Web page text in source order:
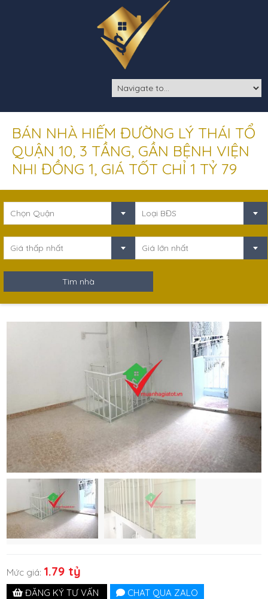
BÁN NHÀ HIẾM ĐƯỜNG LÝ THÁI TỔ
QUẬN 10, 3 TẦNG, GẦN BỆNH VIỆN
NHI ĐỒNG 1, GIÁ TỐT CHỈ 1 TỶ 79
Chọn Quận Loại BĐS
Giá thấp nhất Giá lớn nhất
Mức giá: 1.79 tỷ
ĐĂNG KÝ TƯ VẤN CHAT QUA ZALO